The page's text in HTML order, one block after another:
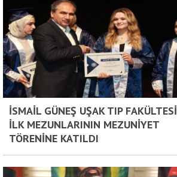
İSMAİL GÜNEŞ UŞAK TIP FAKÜLTESİ
İLK MEZUNLARININ MEZUNİYET
TÖRENİNE KATILDI